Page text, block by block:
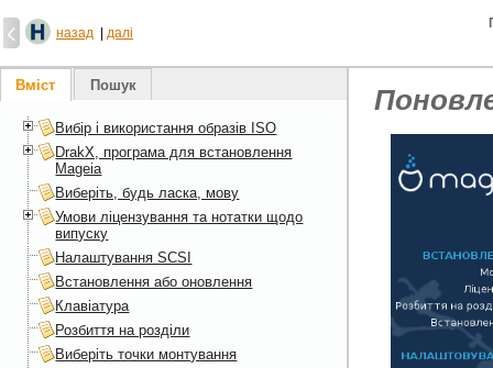
назад далі
Вміст Пошук
Вибір і використання образів ISO
DrakX, програма для встановлення
Mageia
Виберіть, будь ласка, мову
Умови ліцензування та нотатки щодо
випуску
Налаштування SCSI
Встановлення або оновлення
Клавіатура
Розбиття на розділи
Виберіть точки монтування